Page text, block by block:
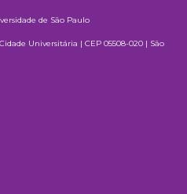
de São Paulo
Universitária | CEP 05508-020 | São